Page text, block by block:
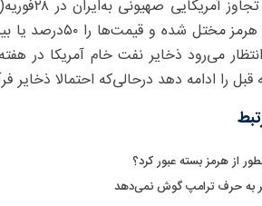
مایع از تنگه
را ادامه دهد درحالی‌که احتمالا
از هرمز بسته عبور کرد؟
به حرف ترامپ گوش نمی‌دهد